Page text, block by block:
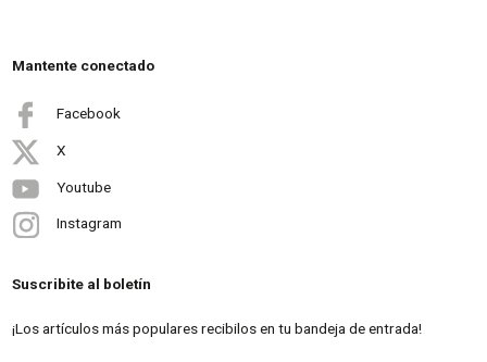
Mantente conectado
Facebook
X
Youtube
Instagram
Suscribite al boletín
¡Los artículos más populares recibilos en tu bandeja de entrada!